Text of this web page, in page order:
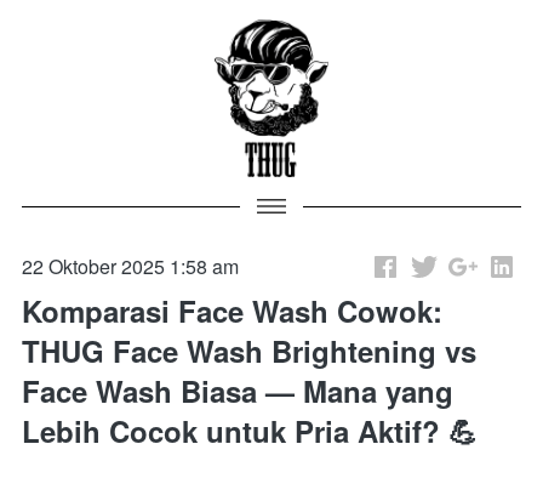
22 Oktober 2025 1:58 am
Komparasi Face Wash Cowok:
THUG Face Wash Brightening vs
Face Wash Biasa — Mana yang
Lebih Cocok untuk Pria Aktif? 💪